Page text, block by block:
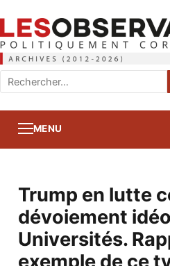
Rechercher
:
MENU
Trump en lutte
dévoiement
Universités.